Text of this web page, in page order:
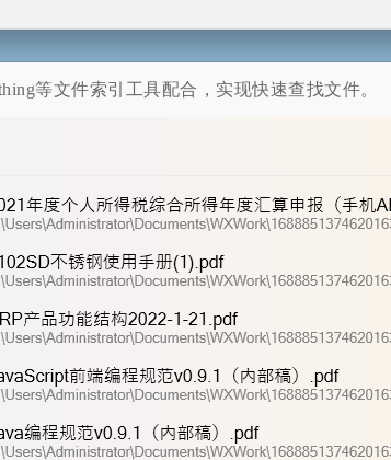
等文件索引工具配合，实现快速查找文件。